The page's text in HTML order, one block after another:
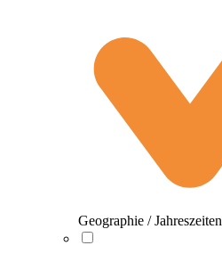
Geographie / Jahreszeiten